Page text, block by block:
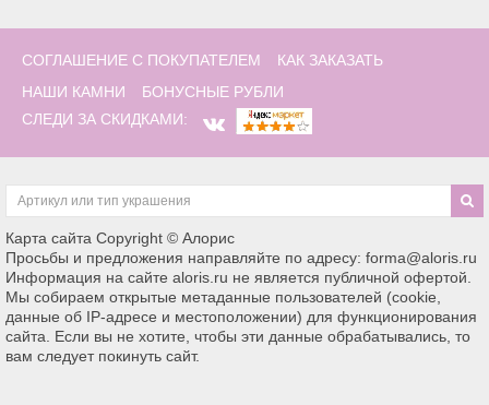
СОГЛАШЕНИЕ С ПОКУПАТЕЛЕМ
КАК ЗАКАЗАТЬ
НАШИ КАМНИ
БОНУСНЫЕ РУБЛИ
СЛЕДИ ЗА СКИДКАМИ:
Карта сайта Copyright © Алорис
Просьбы и предложения направляйте по адресу: forma@aloris.ru
Информация на сайте aloris.ru не является публичной офертой.
Мы собираем открытые метаданные пользователей (cookie,
данные об IP-адресе и местоположении) для функционирования
сайта. Если вы не хотите, чтобы эти данные обрабатывались, то
вам следует покинуть сайт.